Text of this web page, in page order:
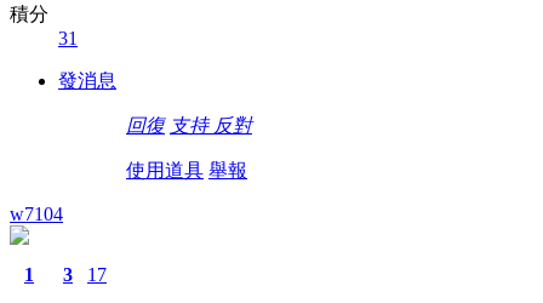
積分
31
發消息
回復 支持 反對
使用道具 舉報
w7104
1 3 17